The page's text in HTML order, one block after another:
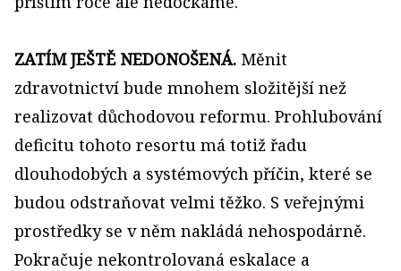
ZATÍM JEŠTĚ NEDONOŠENÁ. Měnit
zdravotnictví bude mnohem složitější než
realizovat důchodovou reformu. Prohlubování
deficitu tohoto resortu má totiž řadu
dlouhodobých a systémových příčin, které se
budou odstraňovat velmi těžko. S veřejnými
prostředky se v něm nakládá nehospodárně.
Pokračuje nekontrolovaná eskalace a